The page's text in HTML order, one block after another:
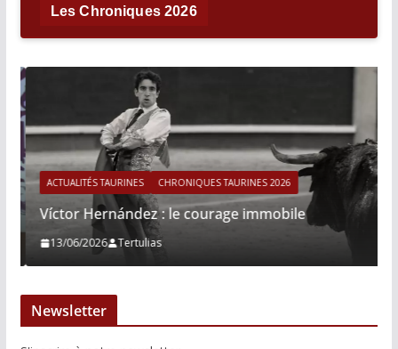
Les Chroniques 2026
ACTUALITÉS TAURINES CHRONIQUES TAURINES 2026
Víctor Hernández : le courage immobile
13/06/2026 Tertulias
Newsletter